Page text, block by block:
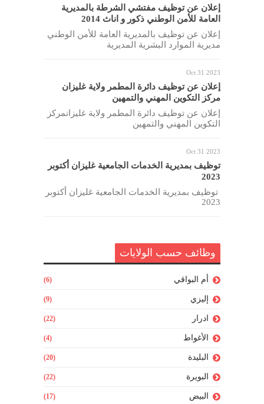
إعلان عن توظيف مفتشي الشرطة بالمديرية
العامة للأمن الوطني ذكور و اناث 2014
إعلان عن توظيف بالمديرية العامة للأمن الوطني
مديرية الموارد البشرية المديرية
Oct 31 2023
إعلان عن توظيف دائرة المطمر ولاية غليزان
مركز التكوين المهني والتمهين
إعلان عن توظيف دائرة المطمر ولاية غليزانمركز
التكوين المهني والتمهين
Oct 31 2023
توظيف بمديرية الخدمات الجامعية غليزان أكتوبر
2023
توظيف بمديرية الخدمات الجامعية غليزان أكتوبر
2023
وظائف حسب الولايات
أم البواقي (6)
إليزي (9)
ادرار (22)
الأغواط (4)
البليدة (20)
البويرة (22)
البيض (17)